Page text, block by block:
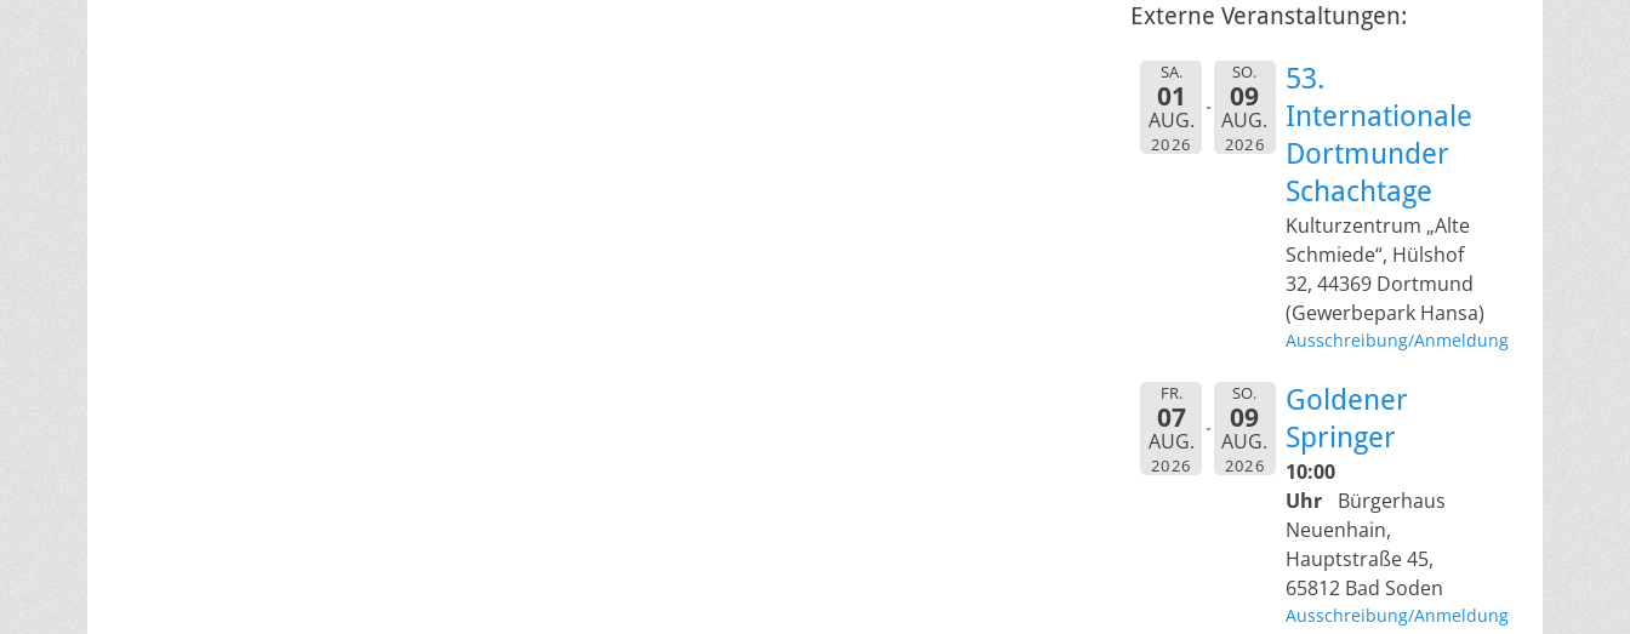
Externe Veranstaltungen:
SA.
01
AUG.
2026
SO.
09
AUG.
2026
53.
Internationale
Dortmunder
Schachtage
Kulturzentrum „Alte
Schmiede“, Hülshof
32, 44369 Dortmund
(Gewerbepark Hansa)
Ausschreibung/Anmeldung
FR.
07
AUG.
2026
SO.
09
AUG.
2026
Goldener
Springer
10:00
Uhr
Bürgerhaus
Neuenhain,
Hauptstraße 45,
65812 Bad Soden
Ausschreibung/Anmeldung